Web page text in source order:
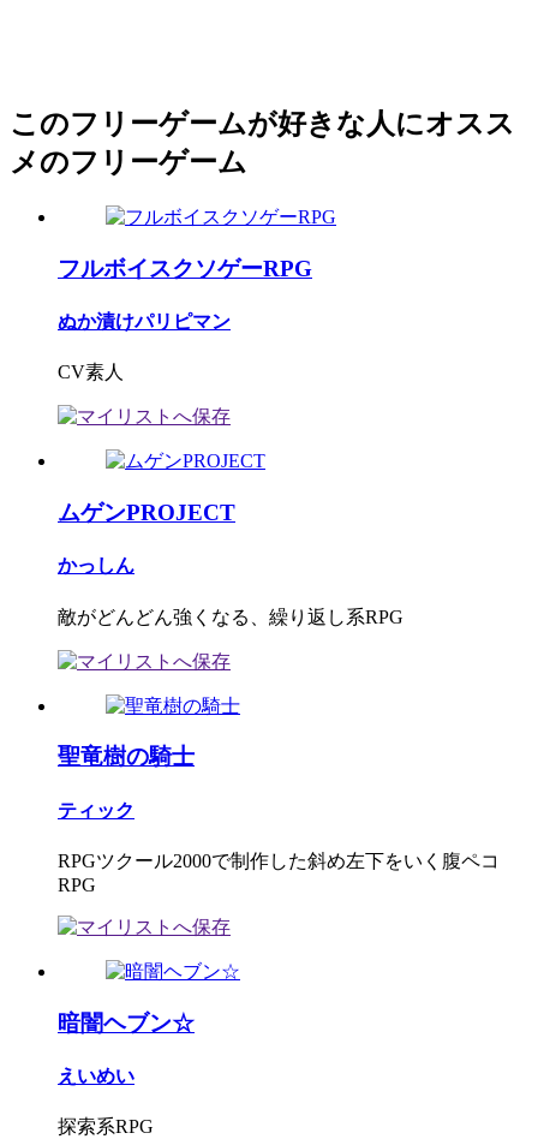
このフリーゲームが好きな人にオスス
メのフリーゲーム
フルボイスクソゲーRPG
ぬか漬けパリピマン
CV素人
ムゲンPROJECT
かっしん
敵がどんどん強くなる、繰り返し系RPG
聖竜樹の騎士
ティック
RPGツクール2000で制作した斜め左下をいく腹ペコ
RPG
暗闇ヘブン☆
えいめい
探索系RPG